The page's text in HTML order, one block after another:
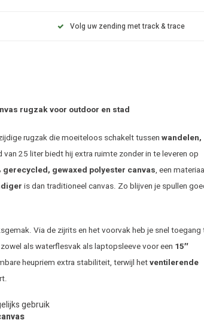
Volg uw zending met track & trace
rugzak voor outdoor en stad
rugzak die moeiteloos schakelt tussen wandelen,
van 25 liter biedt hij extra ruimte zonder in te leveren op
gerecycled, gewaxed polyester canvas, een
is dan traditioneel canvas. Zo blijven je spullen
Via de zijrits en het voorvak heb je snel toegang
als waterflesvak als laptopsleeve voor een 15″
heupriem extra stabiliteit, terwijl hetventilerende
gebruik